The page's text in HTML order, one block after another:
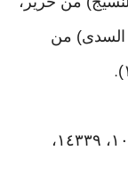
السدى) من
.
، وتقدم: (١٠٨٤٨، ١٤٣٣٩،